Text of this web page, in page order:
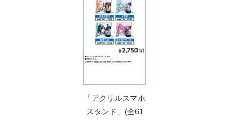
「アクリルスマホ
スタンド」(全61